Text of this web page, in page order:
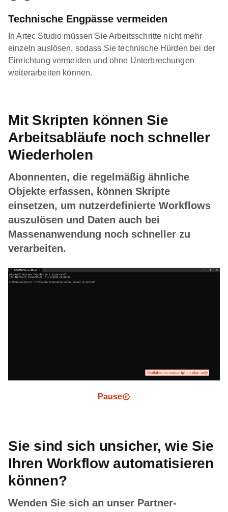
Technische Engpässe vermeiden
In Artec Studio müssen Sie Arbeitsschritte nicht mehr
einzeln auslösen, sodass Sie technische Hürden bei der
Einrichtung vermeiden und ohne Unterbrechungen
weiterarbeiten können.
Mit Skripten können Sie
Arbeitsabläufe noch schneller
Wiederholen
Abonnenten, die regelmäßig ähnliche
Objekte erfassen, können Skripte
einsetzen, um nutzerdefinierte Workflows
auszulösen und Daten auch bei
Massenanwendung noch schneller zu
verarbeiten.
Pause
Sie sind sich unsicher, wie Sie
Ihren Workflow automatisieren
können?
Wenden Sie sich an unser Partner-